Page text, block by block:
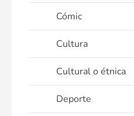
Cómic
Cultura
Cultural o étnica
Deporte